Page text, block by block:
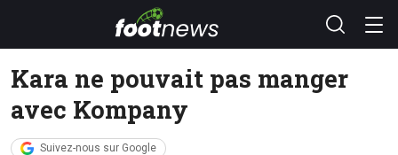
Kara ne pouvait pas manger
avec Kompany
Suivez-nous sur Google